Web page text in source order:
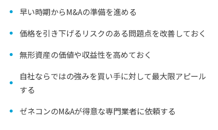
早い時期からM&Aの準備を進める
価格を引き下げるリスクのある問題点を改善しておく
無形資産の価値や収益性を高めておく
自社ならではの強みを買い手に対して最大限アピール
する
ゼネコンのM&Aが得意な専門業者に依頼する